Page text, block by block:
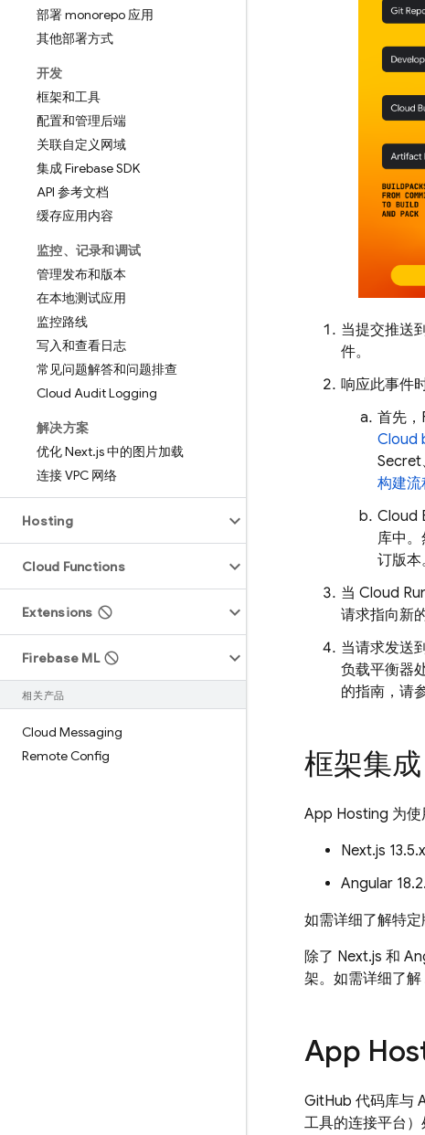
部署 monorepo 应用
其他部署方式
开发
框架和工具
配置和管理后端
关联自定义网域
集成 Firebase SDK
API 参考文档
缓存应用内容
监控、记录和调试
管理发布和版本
在本地测试应用
监控路线
写入和查看日志
常见问题解答和问题排查
Cloud Audit Logging
解决方案
优化 Next.js 中的图片加载
连接 VPC 网络
Hosting
Cloud Functions
Extensions
Firebase ML
相关产品
Cloud Messaging
Remote Config
当提交推送
件。
响应此事件
首先，
Cloud
Secret
构建流
Cloud
库中。
订版本
当 Cloud
请求指向新
当请求发送
负载平衡器
的指南，请
框架集成
App Hosting 为
Next.js
Angular
如需详细了解特
除了 Next.js 和
架。如需详细了解
App
GitHub 代码库与
工具的连接平台